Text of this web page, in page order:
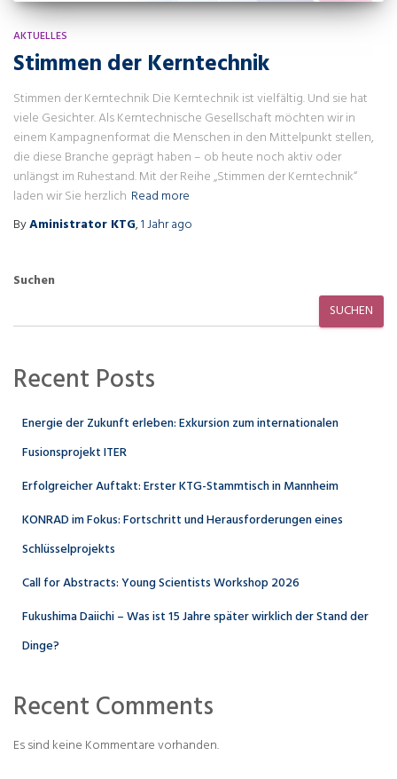
AKTUELLES
Stimmen der Kerntechnik
Stimmen der Kerntechnik Die Kerntechnik ist vielfältig. Und sie hat
viele Gesichter. Als Kerntechnische Gesellschaft möchten wir in
einem Kampagnenformat die Menschen in den Mittelpunkt stellen,
die diese Branche geprägt haben – ob heute noch aktiv oder
unlängst im Ruhestand. Mit der Reihe „Stimmen der Kerntechnik“
laden wir Sie herzlich Read more
ByAministrator KTG,1 Jahrago
Suchen
SUCHEN
Recent Posts
Energie der Zukunft erleben: Exkursion zum internationalen
Fusionsprojekt ITER
Erfolgreicher Auftakt: Erster KTG-Stammtisch in Mannheim
KONRAD im Fokus: Fortschritt und Herausforderungen eines
Schlüsselprojekts
Call for Abstracts: Young Scientists Workshop 2026
Fukushima Daiichi – Was ist 15 Jahre später wirklich der Stand der
Dinge?
Recent Comments
Es sind keine Kommentare vorhanden.